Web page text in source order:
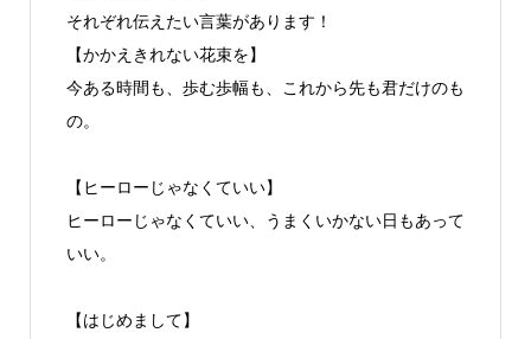
それぞれ伝えたい言葉があります！
【かかえきれない花束を】
今ある時間も、歩む歩幅も、これから先も君だけのも
の。
【ヒーローじゃなくていい】
ヒーローじゃなくていい、うまくいかない日もあって
いい。
【はじめまして】